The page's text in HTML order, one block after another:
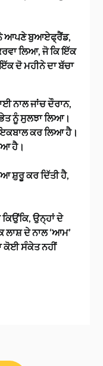
ਆਪਣੇ ਬੁਆਏਫ੍ਰੈਂਡ,
ਲਿਆ, ਜੋ ਕਿ ਇੱਕ
ਦੋ ਮਹੀਨੇ ਦਾ ਬੱਚਾ
ਨਾਲ ਜਾਂਚ ਦੌਰਾਨ,
ਨੂੰ ਸੁਲਝਾ ਲਿਆ।
ਕਰ ਲਿਆ ਹੈ।
ਹੈ।
ਸ਼ੁਰੂ ਕਰ ਦਿੱਤੀ ਹੈ,
ਉਨ੍ਹਾਂ ਦੇ
ਦੇ ਨਾਲ ‘ਆਮ’
ਕੋਈ ਸੰਕੇਤ ਨਹੀਂ